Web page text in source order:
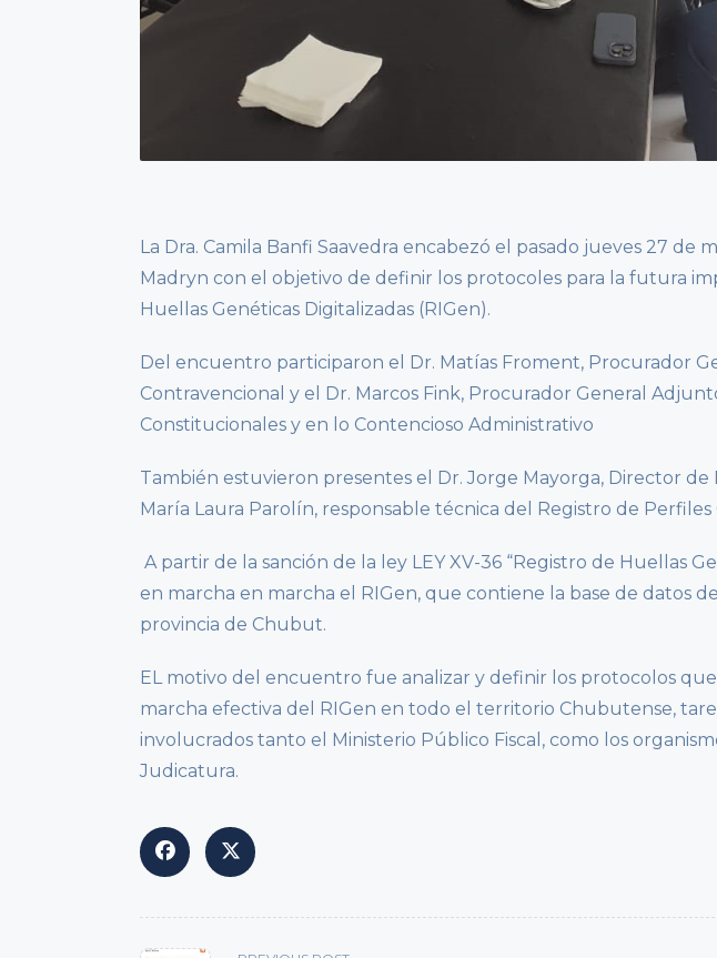
La Dra. Camila Banfi Saavedra encabezó el pasado jueves 27
Madryn con el objetivo de definir los protocoles para la futura
Huellas Genéticas Digitalizadas (RIGen).
Del encuentro participaron el Dr. Matías Froment, Procurador
Contravencional y el Dr. Marcos Fink, Procurador General
Constitucionales y en lo Contencioso Administrativo
También estuvieron presentes el Dr. Jorge Mayorga, Director de
María Laura Parolín, responsable técnica del Registro de
A partir de la sanción de la ley LEY XV-36 “Registro de Huellas
en marcha en marcha el RIGen, que contiene la base de datos
provincia de Chubut.
EL motivo del encuentro fue analizar y definir los protocolos
marcha efectiva del RIGen en todo el territorio Chubutense,
involucrados tanto el Ministerio Público Fiscal, como los
Judicatura.